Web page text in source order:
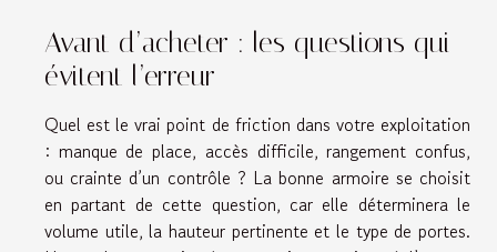
Avant d’acheter : les questions qui
évitent l’erreur
Quel est le vrai point de friction dans votre exploitation
: manque de place, accès difficile, rangement confus,
ou crainte d’un contrôle ? La bonne armoire se choisit
en partant de cette question, car elle déterminera le
volume utile, la hauteur pertinente et le type de portes.